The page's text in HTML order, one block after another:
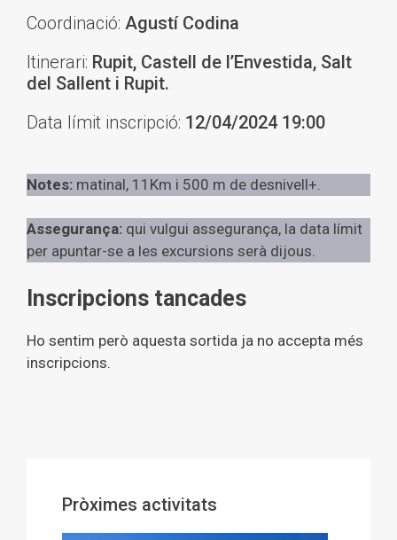
Coordinació: Agustí Codina
Itinerari: Rupit, Castell de l’Envestida, Salt
del Sallent i Rupit.
Data límit inscripció: 12/04/2024 19:00
Notes: matinal, 11Km i 500 m de desnivell+.
Assegurança: qui vulgui assegurança, la data límit
per apuntar-se a les excursions serà dijous.
Inscripcions tancades
Ho sentim però aquesta sortida ja no accepta més
inscripcions.
Pròximes activitats